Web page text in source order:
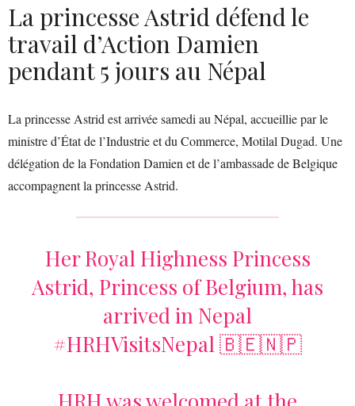
La princesse Astrid défend le
travail d’Action Damien
pendant 5 jours au Népal
La princesse Astrid est arrivée samedi au Népal, accueillie par le
ministre d’État de l’Industrie et du Commerce, Motilal Dugad. Une
délégation de la Fondation Damien et de l’ambassade de Belgique
accompagnent la princesse Astrid.
Her Royal Highness Princess
Astrid, Princess of Belgium, has
arrived in Nepal
#HRHVisitsNepal🇧🇪🇳🇵